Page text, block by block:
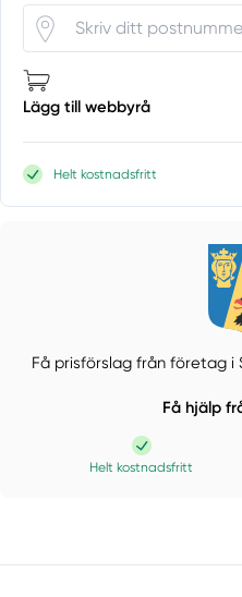
Lägg till webbyrå
Helt kostnadsfritt
Få prisförslag från företag i
Få hjälp
Helt kostnadsfritt